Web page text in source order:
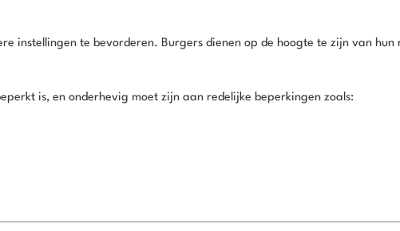
instellingen te bevorderen. Burgers dienen op de hoogte te zijn van
is, en onderhevig moet zijn aan redelijke beperkingen zoals: